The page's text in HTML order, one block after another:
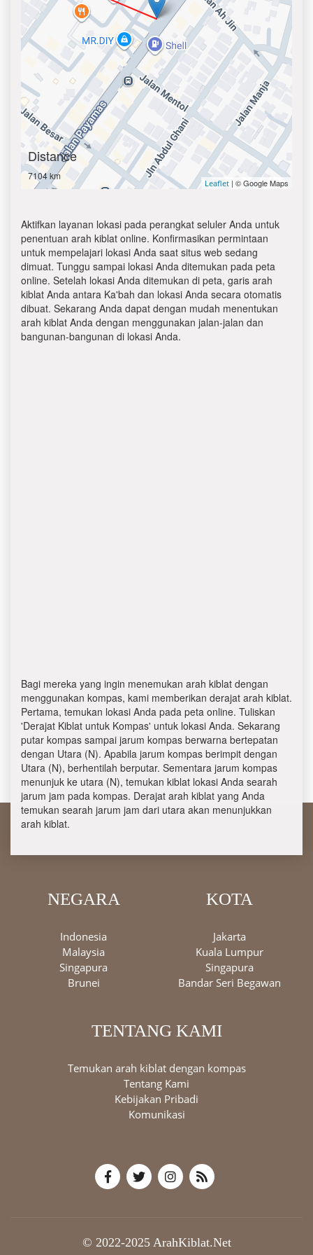
Distance
7104 km
Leaflet | © Google Maps
Aktifkan layanan lokasi pada perangkat seluler Anda untuk
penentuan arah kiblat online. Konfirmasikan permintaan
untuk mempelajari lokasi Anda saat situs web sedang
dimuat. Tunggu sampai lokasi Anda ditemukan pada peta
online. Setelah lokasi Anda ditemukan di peta, garis arah
kiblat Anda antara Ka'bah dan lokasi Anda secara otomatis
dibuat. Sekarang Anda dapat dengan mudah menentukan
arah kiblat Anda dengan menggunakan jalan-jalan dan
bangunan-bangunan di lokasi Anda.
Bagi mereka yang ingin menemukan arah kiblat dengan
menggunakan kompas, kami memberikan derajat arah kiblat.
Pertama, temukan lokasi Anda pada peta online. Tuliskan
'Derajat Kiblat untuk Kompas' untuk lokasi Anda. Sekarang
putar kompas sampai jarum kompas berwarna bertepatan
dengan Utara (N). Apabila jarum kompas berimpit dengan
Utara (N), berhentilah berputar. Sementara jarum kompas
menunjuk ke utara (N), temukan kiblat lokasi Anda searah
jarum jam pada kompas. Derajat arah kiblat yang Anda
temukan searah jarum jam dari utara akan menunjukkan
arah kiblat.
NEGARA
Indonesia
Malaysia
Singapura
Brunei
KOTA
Jakarta
Kuala Lumpur
Singapura
Bandar Seri Begawan
TENTANG KAMI
Temukan arah kiblat dengan kompas
Tentang Kami
Kebijakan Pribadi
Komunikasi
© 2022-2025 ArahKiblat.Net